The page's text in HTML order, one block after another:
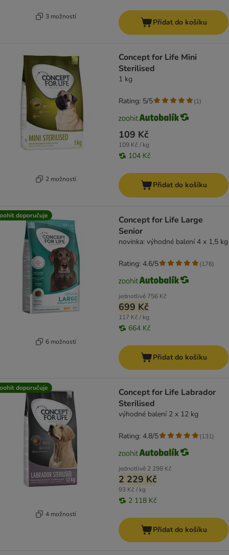
3 možností
Přidat do košíku
2 možností
Concept for Life Mini
Sterilised
1 kg
109 Kč
109 Kč / kg
104 Kč
Rating: 5/5 (1)
Přidat do košíku
doporučuje
6 možností
Concept for Life Large
Senior
novinka: výhodné balení 4 x 1,5 kg
jednotlivě 756 Kč
699 Kč
117 Kč / kg
664 Kč
Rating: 4.6/5 (176)
Přidat do košíku
doporučuje
4 možností
Concept for Life Labrador
Sterilised
výhodné balení 2 x 12 kg
jednotlivě 2 298 Kč
2 229 Kč
93 Kč / kg
2 118 Kč
Rating: 4.8/5 (131)
Přidat do košíku